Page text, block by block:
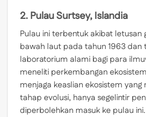
2. Pulau Surtsey, Islandia
Pulau ini terbentuk akibat letusan
bawah laut pada tahun 1963 dan
laboratorium alami bagi para
meneliti perkembangan
menjaga keaslian ekosistem yang
tahap evolusi, hanya segelintir
diperbolehkan masuk ke pulau ini.